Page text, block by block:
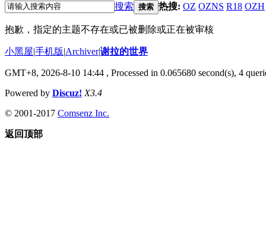
搜索 搜索 热搜: OZ OZNS R18 OZH
抱歉，指定的主题不存在或已被删除或正在被审核
小黑屋|手机版|Archiver|谢拉的世界
GMT+8, 2026-8-10 14:44 , Processed in 0.065680 second(s), 4
Powered by Discuz! X3.4
© 2001-2017 Comsenz Inc.
返回顶部